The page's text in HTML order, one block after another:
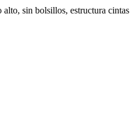
sin bolsillos, estructura cintas